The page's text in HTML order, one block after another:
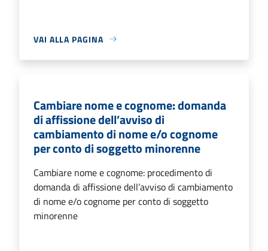
VAI ALLA PAGINA
Cambiare nome e cognome: domanda
di affissione dell’avviso di
cambiamento di nome e/o cognome
per conto di soggetto minorenne
Cambiare nome e cognome: procedimento di
domanda di affissione dell’avviso di cambiamento
di nome e/o cognome per conto di soggetto
minorenne